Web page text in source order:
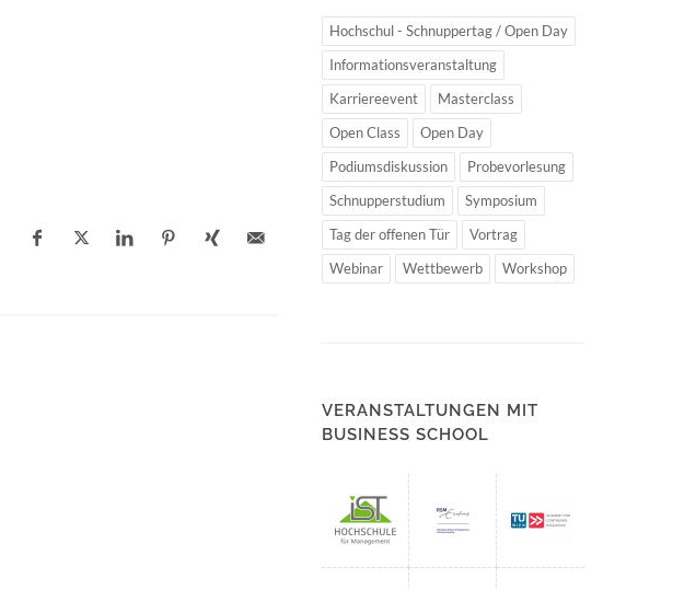
Hochschul - Schnuppertag / Open Day
Informationsveranstaltung
Karriereevent
Masterclass
Open Class
Open Day
Podiumsdiskussion
Probevorlesung
Schnupperstudium
Symposium
Tag der offenen Tür
Vortrag
Webinar
Wettbewerb Workshop
VERANSTALTUNGEN MIT
BUSINESS SCHOOL